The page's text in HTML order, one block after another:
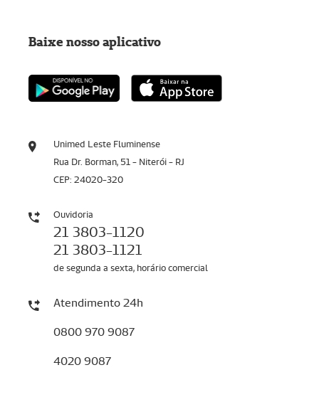
Unimed Leste Fluminense
Rua Dr. Borman, 51 - Niterói - RJ
CEP: 24020-320
Ouvidoria
21 3803-1120
21 3803-1121
de segunda a sexta, horário comercial
Atendimento 24h
0800 970 9087
4020 9087
Baixe nosso aplicativo